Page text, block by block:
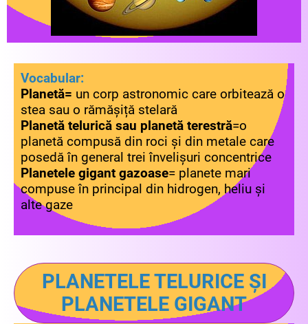
Vocabular:
Planetă= un corp astronomic care orbitează o
stea sau o rămășiță stelară
Planetă telurică sau planetă terestră=o
planetă compusă din roci și din metale care
posedă în general trei învelișuri concentrice
Planetele gigant gazoase= planete mari
compuse în principal din hidrogen, heliu și
alte gaze
PLANETELE TELURICE ȘI
PLANETELE GIGANT